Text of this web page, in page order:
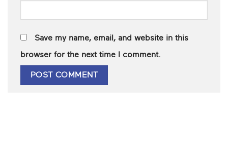
Save my name, email, and website in this
browser for the next time I comment.